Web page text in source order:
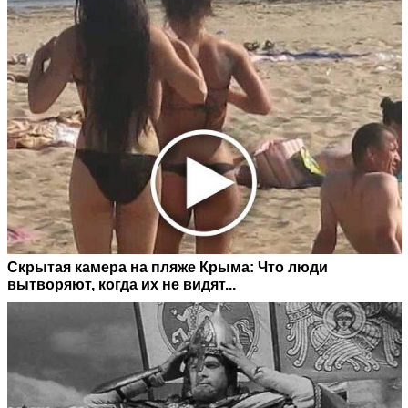
Скрытая камера на пляже Крыма: Что люди
вытворяют, когда их не видят...